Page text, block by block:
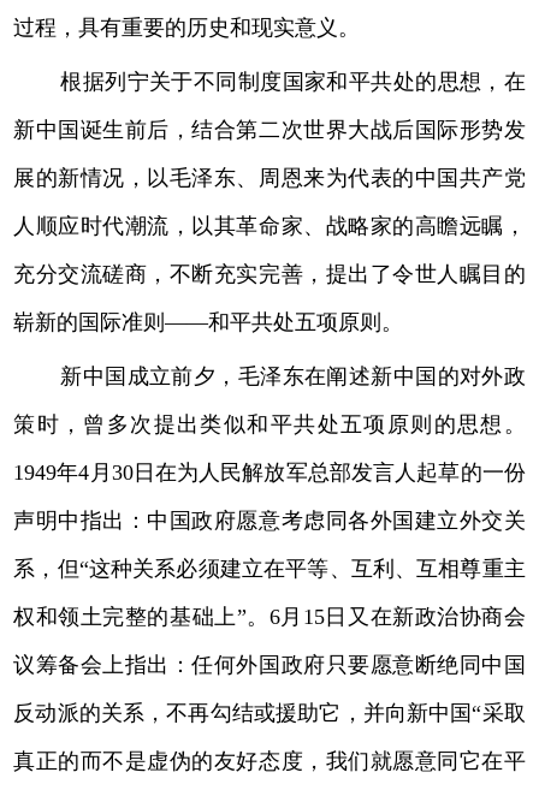
过程，具有重要的历史和现实意义。
根据列宁关于不同制度国家和平共处的思想，在
新中国诞生前后，结合第二次世界大战后国际形势发
展的新情况，以毛泽东、周恩来为代表的中国共产党
人顺应时代潮流，以其革命家、战略家的高瞻远瞩，
充分交流磋商，不断充实完善，提出了令世人瞩目的
崭新的国际准则——和平共处五项原则。
新中国成立前夕，毛泽东在阐述新中国的对外政
策时，曾多次提出类似和平共处五项原则的思想。
1949年4月30日在为人民解放军总部发言人起草的一份
声明中指出：中国政府愿意考虑同各外国建立外交关
系，但“这种关系必须建立在平等、互利、互相尊重主
权和领土完整的基础上”。6月15日又在新政治协商会
议筹备会上指出：任何外国政府只要愿意断绝同中国
反动派的关系，不再勾结或援助它，并向新中国“采取
真正的而不是虚伪的友好态度，我们就愿意同它在平